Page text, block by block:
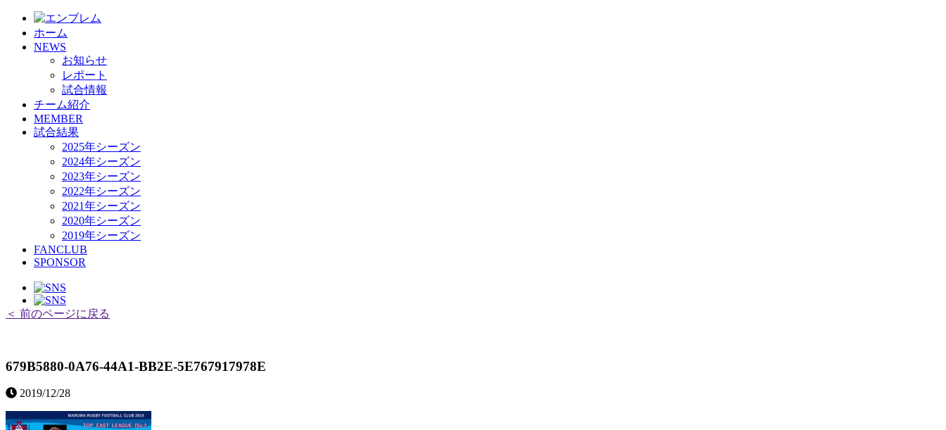
ホーム
NEWS
お知らせ
レポート
試合情報
チーム紹介
MEMBER
試合結果
2025年シーズン
2024年シーズン
2023年シーズン
2022年シーズン
2021年シーズン
2020年シーズン
2019年シーズン
FANCLUB
SPONSOR
＜ 前のページに戻る
679B5880-0A76-44A1-BB2E-5E767917978E
2019/12/28